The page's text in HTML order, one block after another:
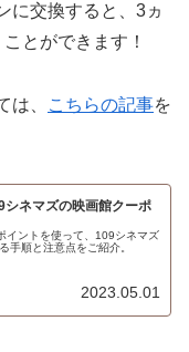
に交換すると、3ヵ
とができます！
は、 こちらの記事を
ネマズの映画館クーポ
イントを使って、109シネマズ
手順と注意点をご紹介。
2023.05.01